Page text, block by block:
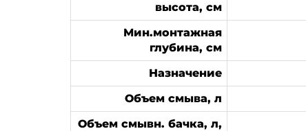
высота, см
Мин.монтажная
глубина, см
Назначение
Объем смыва, л
Объем смывн. бачка, л,